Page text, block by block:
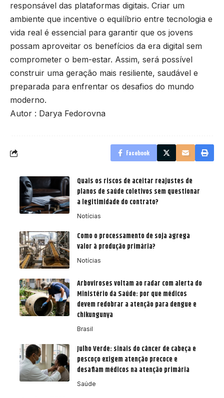
responsável das plataformas digitais. Criar um
ambiente que incentive o equilíbrio entre tecnologia e
vida real é essencial para garantir que os jovens
possam aproveitar os benefícios da era digital sem
comprometer o bem-estar. Assim, será possível
construir uma geração mais resiliente, saudável e
preparada para enfrentar os desafios do mundo
moderno.
Autor : Darya Fedorovna
Facebook
Quais os riscos de aceitar reajustes de
planos de saúde coletivos sem questionar
a legitimidade do contrato?
Notícias
Como o processamento de soja agrega
valor à produção primária?
Notícias
Arboviroses voltam ao radar com alerta do
Ministério da Saúde: por que médicos
devem redobrar a atenção para dengue e
chikungunya
Brasil
Julho Verde: sinais do câncer de cabeça e
pescoço exigem atenção precoce e
desafiam médicos na atenção primária
Saúde